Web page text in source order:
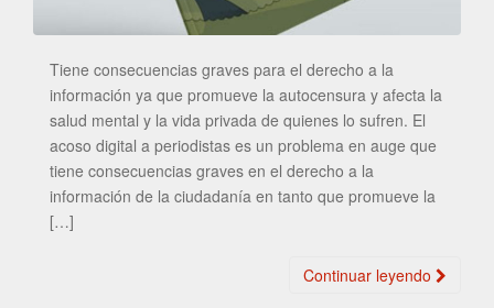
Tiene consecuencias graves para el derecho a la
información ya que promueve la autocensura y afecta la
salud mental y la vida privada de quienes lo sufren. El
acoso digital a periodistas es un problema en auge que
tiene consecuencias graves en el derecho a la
información de la ciudadanía en tanto que promueve la
[…]
Continuar leyendo